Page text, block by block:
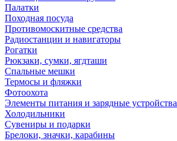
Палатки
Походная посуда
Противомоскитные средства
Радиостанции и навигаторы
Рогатки
Рюкзаки, сумки, ягдташи
Спальные мешки
Термосы и фляжки
Фотоохота
Элементы питания и зарядные устройства
Холодильники
Сувениры и подарки
Брелоки, значки, карабины